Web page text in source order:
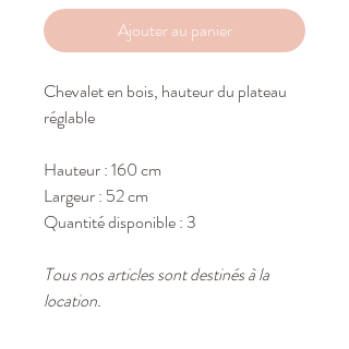
Ajouter au panier
Chevalet en bois, hauteur du plateau
réglable
Hauteur : 160 cm
Largeur : 52 cm
Quantité disponible : 3
Tous nos articles sont destinés à la
location.